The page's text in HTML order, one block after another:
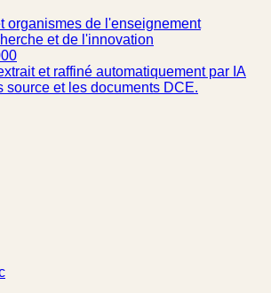
organismes de l'enseignement
et de l'innovation
et raffiné automatiquement par IA
source et les documents DCE.